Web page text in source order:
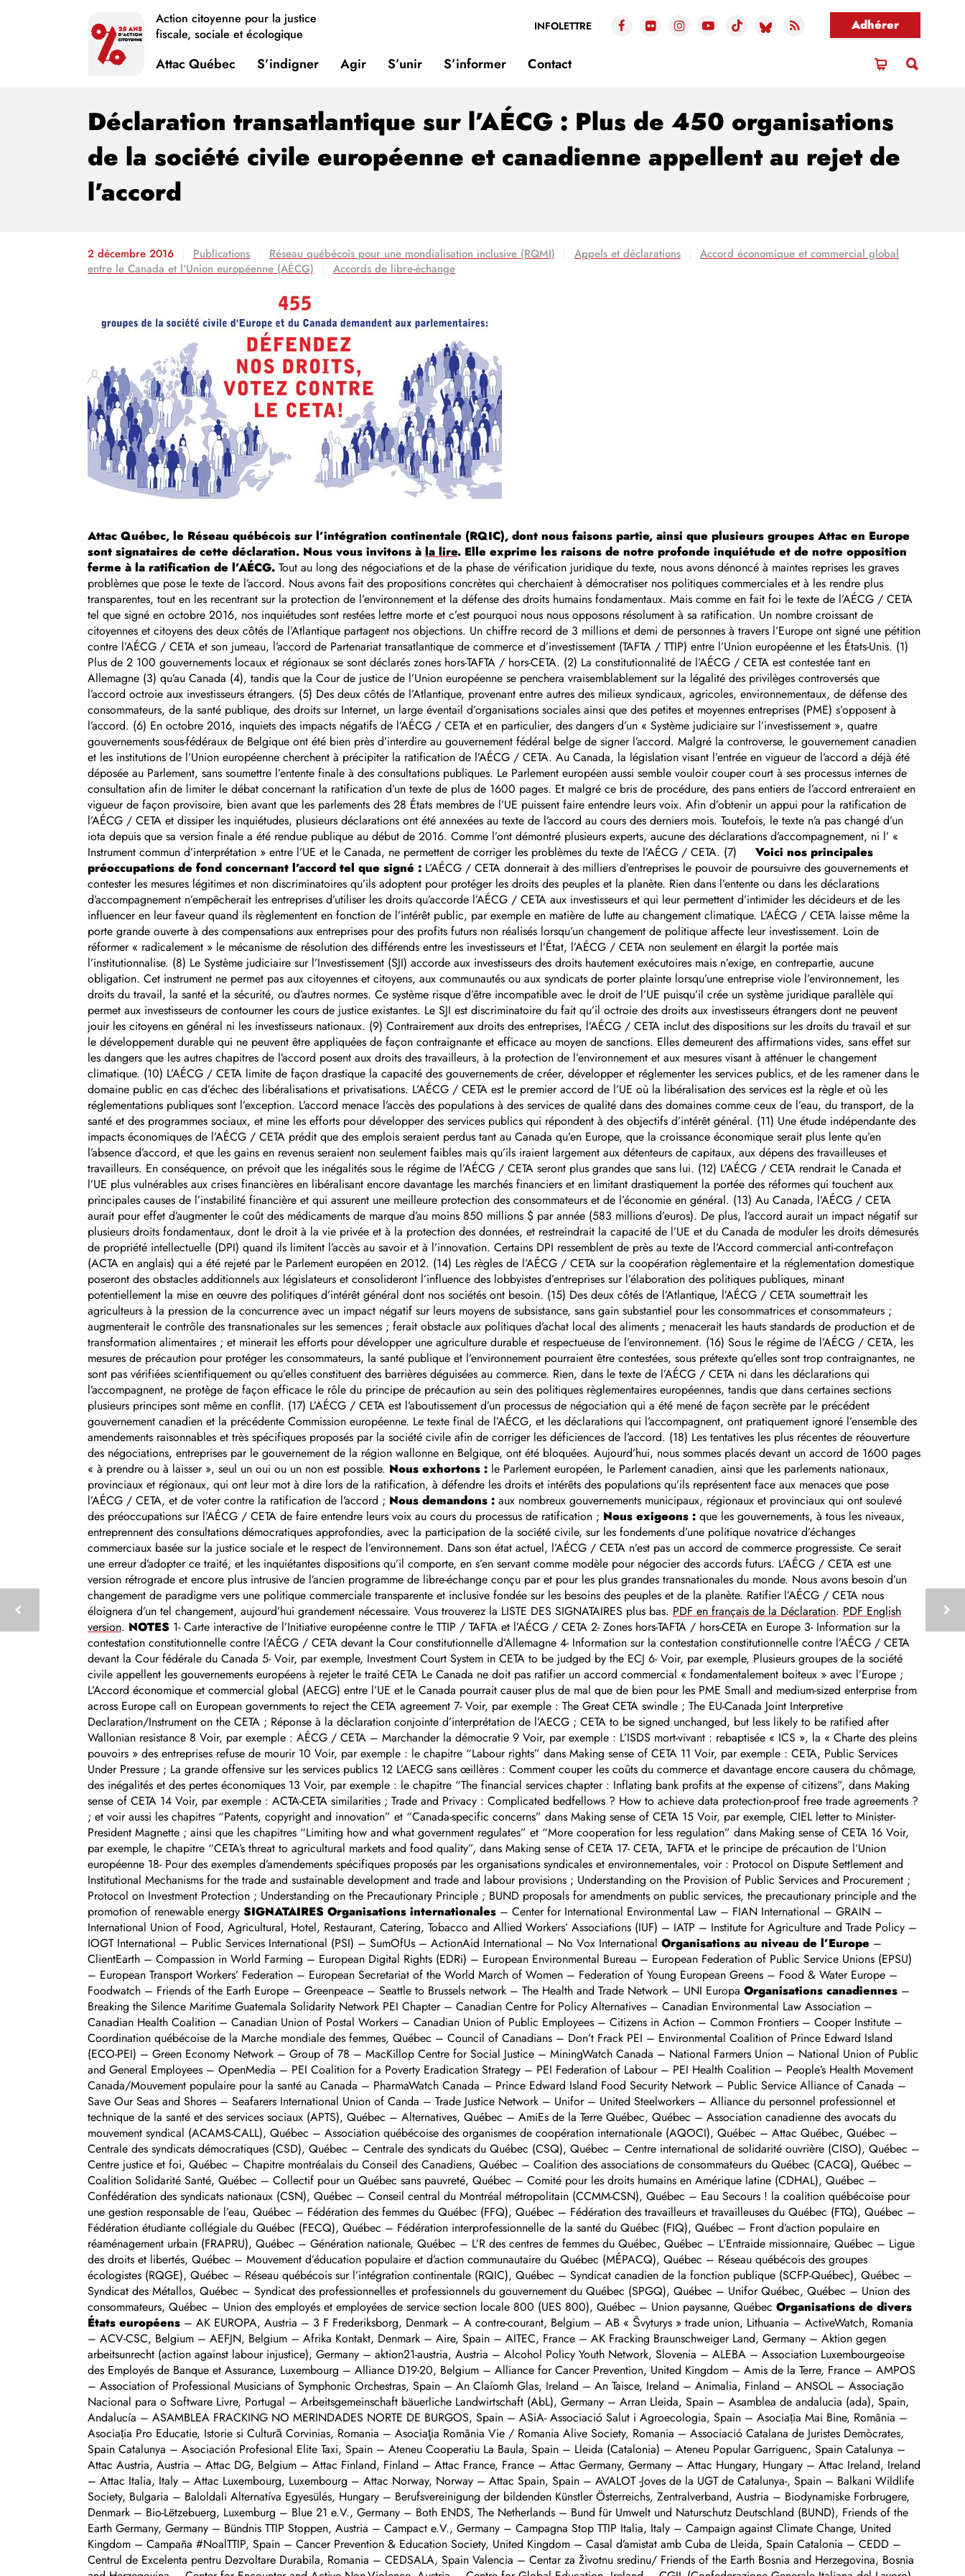
Action citoyenne pour la justice
fiscale, sociale et écologique
INFOLETTRE Adhérer
Attac Québec S’indigner Agir S’unir S’informer Contact
Déclaration transatlantique sur l’AÉCG : Plus de 450 organisations
de la société civile européenne et canadienne appellent au rejet de
l’accord
2 décembre 2016 Publications Réseau québécois pour une mondialisation inclusive (RQMI) Appels et déclarations
Accord économique et commercial global
entre le Canada et l'Union européenne (AÉCG)
Accords de libre-échange
Attac Québec, le Réseau québécois sur l’intégration continentale (RQIC), dont nous faisons partie, ainsi que plusieurs groupes Attac en Europe
sont signataires de cette déclaration. Nous vous invitons à la lire. Elle exprime les raisons de notre profonde inquiétude et de notre opposition
ferme à la ratification de l’AÉCG. Tout au long des négociations et de la phase de vérification juridique du texte, nous avons dénoncé à maintes reprises les graves
problèmes que pose le texte de l’accord. Nous avons fait des propositions concrètes qui cherchaient à démocratiser nos politiques commerciales et à les rendre plus
transparentes, tout en les recentrant sur la protection de l’environnement et la défense des droits humains fondamentaux. Mais comme en fait foi le texte de l’AÉCG / CETA
tel que signé en octobre 2016, nos inquiétudes sont restées lettre morte et c’est pourquoi nous nous opposons résolument à sa ratification. Un nombre croissant de
citoyennes et citoyens des deux côtés de l’Atlantique partagent nos objections. Un chiffre record de 3 millions et demi de personnes à travers l’Europe ont signé une pétition
contre l’AÉCG / CETA et son jumeau, l’accord de Partenariat transatlantique de commerce et d’investissement (TAFTA / TTIP) entre l’Union européenne et les États-Unis. (1)
Plus de 2 100 gouvernements locaux et régionaux se sont déclarés zones hors-TAFTA / hors-CETA. (2) La constitutionnalité de l’AÉCG / CETA est contestée tant en
Allemagne (3) qu’au Canada (4), tandis que la Cour de justice de l’Union européenne se penchera vraisemblablement sur la légalité des privilèges controversés que
l’accord octroie aux investisseurs étrangers. (5) Des deux côtés de l’Atlantique, provenant entre autres des milieux syndicaux, agricoles, environnementaux, de défense des
consommateurs, de la santé publique, des droits sur Internet, un large éventail d’organisations sociales ainsi que des petites et moyennes entreprises (PME) s’opposent à
l’accord. (6) En octobre 2016, inquiets des impacts négatifs de l’AÉCG / CETA et en particulier, des dangers d’un « Système judiciaire sur l’investissement », quatre
gouvernements sous-fédéraux de Belgique ont été bien près d’interdire au gouvernement fédéral belge de signer l’accord. Malgré la controverse, le gouvernement canadien
et les institutions de l’Union européenne cherchent à précipiter la ratification de l’AÉCG / CETA. Au Canada, la législation visant l’entrée en vigueur de l’accord a déjà été
déposée au Parlement, sans soumettre l’entente finale à des consultations publiques. Le Parlement européen aussi semble vouloir couper court à ses processus internes de
consultation afin de limiter le débat concernant la ratification d’un texte de plus de 1600 pages. Et malgré ce bris de procédure, des pans entiers de l’accord entreraient en
vigueur de façon provisoire, bien avant que les parlements des 28 États membres de l’UE puissent faire entendre leurs voix. Afin d’obtenir un appui pour la ratification de
l’AÉCG / CETA et dissiper les inquiétudes, plusieurs déclarations ont été annexées au texte de l’accord au cours des derniers mois. Toutefois, le texte n’a pas changé d’un
iota depuis que sa version finale a été rendue publique au début de 2016. Comme l’ont démontré plusieurs experts, aucune des déclarations d’accompagnement, ni l’ «
Instrument commun d’interprétation » entre l’UE et le Canada, ne permettent de corriger les problèmes du texte de l’AÉCG / CETA. (7) Voici nos principales
préoccupations de fond concernant l’accord tel que signé : L’AÉCG / CETA donnerait à des milliers d’entreprises le pouvoir de poursuivre des gouvernements et
contester les mesures légitimes et non discriminatoires qu’ils adoptent pour protéger les droits des peuples et la planète. Rien dans l’entente ou dans les déclarations
d’accompagnement n’empêcherait les entreprises d’utiliser les droits qu’accorde l’AÉCG / CETA aux investisseurs et qui leur permettent d’intimider les décideurs et de les
influencer en leur faveur quand ils règlementent en fonction de l’intérêt public, par exemple en matière de lutte au changement climatique. L’AÉCG / CETA laisse même la
porte grande ouverte à des compensations aux entreprises pour des profits futurs non réalisés lorsqu’un changement de politique affecte leur investissement. Loin de
réformer « radicalement » le mécanisme de résolution des différends entre les investisseurs et l’État, l’AÉCG / CETA non seulement en élargit la portée mais
l’institutionnalise. (8) Le Système judiciaire sur l’Investissement (SJI) accorde aux investisseurs des droits hautement exécutoires mais n’exige, en contrepartie, aucune
obligation. Cet instrument ne permet pas aux citoyennes et citoyens, aux communautés ou aux syndicats de porter plainte lorsqu’une entreprise viole l’environnement, les
droits du travail, la santé et la sécurité, ou d’autres normes. Ce système risque d’être incompatible avec le droit de l’UE puisqu’il crée un système juridique parallèle qui
permet aux investisseurs de contourner les cours de justice existantes. Le SJI est discriminatoire du fait qu’il octroie des droits aux investisseurs étrangers dont ne peuvent
jouir les citoyens en général ni les investisseurs nationaux. (9) Contrairement aux droits des entreprises, l’AÉCG / CETA inclut des dispositions sur les droits du travail et sur
le développement durable qui ne peuvent être appliquées de façon contraignante et efficace au moyen de sanctions. Elles demeurent des affirmations vides, sans effet sur
les dangers que les autres chapitres de l’accord posent aux droits des travailleurs, à la protection de l’environnement et aux mesures visant à atténuer le changement
climatique. (10) L’AÉCG / CETA limite de façon drastique la capacité des gouvernements de créer, développer et réglementer les services publics, et de les ramener dans le
domaine public en cas d’échec des libéralisations et privatisations. L’AÉCG / CETA est le premier accord de l’UE où la libéralisation des services est la règle et où les
réglementations publiques sont l’exception. L’accord menace l’accès des populations à des services de qualité dans des domaines comme ceux de l’eau, du transport, de la
santé et des programmes sociaux, et mine les efforts pour développer des services publics qui répondent à des objectifs d’intérêt général. (11) Une étude indépendante des
impacts économiques de l’AÉCG / CETA prédit que des emplois seraient perdus tant au Canada qu’en Europe, que la croissance économique serait plus lente qu’en
l’absence d’accord, et que les gains en revenus seraient non seulement faibles mais qu’ils iraient largement aux détenteurs de capitaux, aux dépens des travailleuses et
travailleurs. En conséquence, on prévoit que les inégalités sous le régime de l’AÉCG / CETA seront plus grandes que sans lui. (12) L’AÉCG / CETA rendrait le Canada et
l’UE plus vulnérables aux crises financières en libéralisant encore davantage les marchés financiers et en limitant drastiquement la portée des réformes qui touchent aux
principales causes de l’instabilité financière et qui assurent une meilleure protection des consommateurs et de l’économie en général. (13) Au Canada, l’AÉCG / CETA
aurait pour effet d’augmenter le coût des médicaments de marque d’au moins 850 millions $ par année (583 millions d’euros). De plus, l’accord aurait un impact négatif sur
plusieurs droits fondamentaux, dont le droit à la vie privée et à la protection des données, et restreindrait la capacité de l’UE et du Canada de moduler les droits démesurés
de propriété intellectuelle (DPI) quand ils limitent l’accès au savoir et à l’innovation. Certains DPI ressemblent de près au texte de l’Accord commercial anti-contrefaçon
(ACTA en anglais) qui a été rejeté par le Parlement européen en 2012. (14) Les règles de l’AÉCG / CETA sur la coopération règlementaire et la réglementation domestique
poseront des obstacles additionnels aux législateurs et consolideront l’influence des lobbyistes d’entreprises sur l’élaboration des politiques publiques, minant
potentiellement la mise en œuvre des politiques d’intérêt général dont nos sociétés ont besoin. (15) Des deux côtés de l’Atlantique, l’AÉCG / CETA soumettrait les
agriculteurs à la pression de la concurrence avec un impact négatif sur leurs moyens de subsistance, sans gain substantiel pour les consommatrices et consommateurs ;
augmenterait le contrôle des transnationales sur les semences ; ferait obstacle aux politiques d’achat local des aliments ; menacerait les hauts standards de production et de
transformation alimentaires ; et minerait les efforts pour développer une agriculture durable et respectueuse de l’environnement. (16) Sous le régime de l’AÉCG / CETA, les
mesures de précaution pour protéger les consommateurs, la santé publique et l’environnement pourraient être contestées, sous prétexte qu’elles sont trop contraignantes, ne
sont pas vérifiées scientifiquement ou qu’elles constituent des barrières déguisées au commerce. Rien, dans le texte de l’AÉCG / CETA ni dans les déclarations qui
l’accompagnent, ne protège de façon efficace le rôle du principe de précaution au sein des politiques règlementaires européennes, tandis que dans certaines sections
plusieurs principes sont même en conflit. (17) L’AÉCG / CETA est l’aboutissement d’un processus de négociation qui a été mené de façon secrète par le précédent
gouvernement canadien et la précédente Commission européenne. Le texte final de l’AÉCG, et les déclarations qui l’accompagnent, ont pratiquement ignoré l’ensemble des
amendements raisonnables et très spécifiques proposés par la société civile afin de corriger les déficiences de l’accord. (18) Les tentatives les plus récentes de réouverture
des négociations, entreprises par le gouvernement de la région wallonne en Belgique, ont été bloquées. Aujourd’hui, nous sommes placés devant un accord de 1600 pages
« à prendre ou à laisser », seul un oui ou un non est possible. Nous exhortons : le Parlement européen, le Parlement canadien, ainsi que les parlements nationaux,
provinciaux et régionaux, qui ont leur mot à dire lors de la ratification, à défendre les droits et intérêts des populations qu’ils représentent face aux menaces que pose
l’AÉCG / CETA, et de voter contre la ratification de l’accord ; Nous demandons : aux nombreux gouvernements municipaux, régionaux et provinciaux qui ont soulevé
des préoccupations sur l’AÉCG / CETA de faire entendre leurs voix au cours du processus de ratification ; Nous exigeons : que les gouvernements, à tous les niveaux,
entreprennent des consultations démocratiques approfondies, avec la participation de la société civile, sur les fondements d’une politique novatrice d’échanges
commerciaux basée sur la justice sociale et le respect de l’environnement. Dans son état actuel, l’AÉCG / CETA n’est pas un accord de commerce progressiste. Ce serait
une erreur d’adopter ce traité, et les inquiétantes dispositions qu’il comporte, en s’en servant comme modèle pour négocier des accords futurs. L’AÉCG / CETA est une
version rétrograde et encore plus intrusive de l’ancien programme de libre-échange conçu par et pour les plus grandes transnationales du monde. Nous avons besoin d’un
changement de paradigme vers une politique commerciale transparente et inclusive fondée sur les besoins des peuples et de la planète. Ratifier l’AÉCG / CETA nous
éloignera d’un tel changement, aujourd’hui grandement nécessaire. Vous trouverez la LISTE DES SIGNATAIRES plus bas. PDF en français de la Déclaration. PDF English
version. NOTES 1- Carte interactive de l’Initiative européenne contre le TTIP / TAFTA et l’AÉCG / CETA 2- Zones hors-TAFTA / hors-CETA en Europe 3- Information sur la
contestation constitutionnelle contre l’AÉCG / CETA devant la Cour constitutionnelle d’Allemagne 4- Information sur la contestation constitutionnelle contre l’AÉCG / CETA
devant la Cour fédérale du Canada 5- Voir, par exemple, Investment Court System in CETA to be judged by the ECJ 6- Voir, par exemple, Plusieurs groupes de la société
civile appellent les gouvernements européens à rejeter le traité CETA Le Canada ne doit pas ratifier un accord commercial « fondamentalement boiteux » avec l’Europe ;
L’Accord économique et commercial global (AECG) entre l’UE et le Canada pourrait causer plus de mal que de bien pour les PME Small and medium-sized enterprise from
across Europe call on European governments to reject the CETA agreement 7- Voir, par exemple : The Great CETA swindle ; The EU-Canada Joint Interpretive
Declaration/Instrument on the CETA ; Réponse à la déclaration conjointe d’interprétation de l’AECG ; CETA to be signed unchanged, but less likely to be ratified after
Wallonian resistance 8 Voir, par exemple : AÉCG / CETA – Marchander la démocratie 9 Voir, par exemple : L’ISDS mort-vivant : rebaptisée « ICS », la « Charte des pleins
pouvoirs » des entreprises refuse de mourir 10 Voir, par exemple : le chapitre “Labour rights” dans Making sense of CETA 11 Voir, par exemple : CETA, Public Services
Under Pressure ; La grande offensive sur les services publics 12 L’AECG sans œillères : Comment couper les coûts du commerce et davantage encore causera du chômage,
des inégalités et des pertes économiques 13 Voir, par exemple : le chapitre “The financial services chapter : Inflating bank profits at the expense of citizens”, dans Making
sense of CETA 14 Voir, par exemple : ACTA-CETA similarities ; Trade and Privacy : Complicated bedfellows ? How to achieve data protection-proof free trade agreements ?
; et voir aussi les chapitres “Patents, copyright and innovation” et “Canada-specific concerns” dans Making sense of CETA 15 Voir, par exemple, CIEL letter to Minister-
President Magnette ; ainsi que les chapitres “Limiting how and what government regulates” et “More cooperation for less regulation” dans Making sense of CETA 16 Voir,
par exemple, le chapitre “CETA’s threat to agricultural markets and food quality”, dans Making sense of CETA 17- CETA, TAFTA et le principe de précaution de l’Union
européenne 18- Pour des exemples d’amendements spécifiques proposés par les organisations syndicales et environnementales, voir : Protocol on Dispute Settlement and
Institutional Mechanisms for the trade and sustainable development and trade and labour provisions ; Understanding on the Provision of Public Services and Procurement ;
Protocol on Investment Protection ; Understanding on the Precautionary Principle ; BUND proposals for amendments on public services, the precautionary principle and the
promotion of renewable energy SIGNATAIRES Organisations internationales – Center for International Environmental Law – FIAN International – GRAIN –
International Union of Food, Agricultural, Hotel, Restaurant, Catering, Tobacco and Allied Workers’ Associations (IUF) – IATP – Institute for Agriculture and Trade Policy –
IOGT International – Public Services International (PSI) – SumOfUs – ActionAid International – No Vox International Organisations au niveau de l’Europe –
ClientEarth – Compassion in World Farming – European Digital Rights (EDRi) – European Environmental Bureau – European Federation of Public Service Unions (EPSU)
– European Transport Workers’ Federation – European Secretariat of the World March of Women – Federation of Young European Greens – Food & Water Europe –
Foodwatch – Friends of the Earth Europe – Greenpeace – Seattle to Brussels network – The Health and Trade Network – UNI Europa Organisations canadiennes –
Breaking the Silence Maritime Guatemala Solidarity Network PEI Chapter – Canadian Centre for Policy Alternatives – Canadian Environmental Law Association –
Canadian Health Coalition – Canadian Union of Postal Workers – Canadian Union of Public Employees – Citizens in Action – Common Frontiers – Cooper Institute –
Coordination québécoise de la Marche mondiale des femmes, Québec – Council of Canadians – Don’t Frack PEI – Environmental Coalition of Prince Edward Island
(ECO-PEI) – Green Economy Network – Group of 78 – MacKillop Centre for Social Justice – MiningWatch Canada – National Farmers Union – National Union of Public
and General Employees – OpenMedia – PEI Coalition for a Poverty Eradication Strategy – PEI Federation of Labour – PEI Health Coalition – People’s Health Movement
Canada/Mouvement populaire pour la santé au Canada – PharmaWatch Canada – Prince Edward Island Food Security Network – Public Service Alliance of Canada –
Save Our Seas and Shores – Seafarers International Union of Canda – Trade Justice Network – Unifor – United Steelworkers – Alliance du personnel professionnel et
technique de la santé et des services sociaux (APTS), Québec – Alternatives, Québec – AmiEs de la Terre Québec, Québec – Association canadienne des avocats du
mouvement syndical (ACAMS-CALL), Québec – Association québécoise des organismes de coopération internationale (AQOCI), Québec – Attac Québec, Québec –
Centrale des syndicats démocratiques (CSD), Québec – Centrale des syndicats du Québec (CSQ), Québec – Centre international de solidarité ouvrière (CISO), Québec –
Centre justice et foi, Québec – Chapitre montréalais du Conseil des Canadiens, Québec – Coalition des associations de consommateurs du Québec (CACQ), Québec –
Coalition Solidarité Santé, Québec – Collectif pour un Québec sans pauvreté, Québec – Comité pour les droits humains en Amérique latine (CDHAL), Québec –
Confédération des syndicats nationaux (CSN), Québec – Conseil central du Montréal métropolitain (CCMM-CSN), Québec – Eau Secours ! la coalition québécoise pour
une gestion responsable de l’eau, Québec – Fédération des femmes du Québec (FFQ), Québec – Fédération des travailleurs et travailleuses du Québec (FTQ), Québec –
Fédération étudiante collégiale du Québec (FECQ), Québec – Fédération interprofessionnelle de la santé du Québec (FIQ), Québec – Front d’action populaire en
réaménagement urbain (FRAPRU), Québec – Génération nationale, Québec – L’R des centres de femmes du Québec, Québec – L’Entraide missionnaire, Québec – Ligue
des droits et libertés, Québec – Mouvement d’éducation populaire et d’action communautaire du Québec (MÉPACQ), Québec – Réseau québécois des groupes
écologistes (RQGE), Québec – Réseau québécois sur l’intégration continentale (RQIC), Québec – Syndicat canadien de la fonction publique (SCFP-Québec), Québec –
Syndicat des Métallos, Québec – Syndicat des professionnelles et professionnels du gouvernement du Québec (SPGQ), Québec – Unifor Québec, Québec – Union des
consommateurs, Québec – Union des employés et employées de service section locale 800 (UES 800), Québec – Union paysanne, Québec Organisations de divers
États européens – AK EUROPA, Austria – 3 F Frederiksborg, Denmark – A contre-courant, Belgium – AB « Švyturys » trade union, Lithuania – ActiveWatch, Romania – ACV-CSC, Belgium – AEFJN, Belgium – Afrika Kontakt, Denmark – Aire, Spain – AITEC, France – AK Fracking Braunschweiger Land, Germany – Aktion gegen arbeitsunrecht (action against labour injustice), Germany – aktion21-austria, Austria – Alcohol Policy Youth Network, Slovenia – ALEBA – Association Luxembourgeoise des Employés de Banque et Assurance, Luxembourg – Alliance D19-20, Belgium – Alliance for Cancer Prevention, United Kingdom – Amis de la Terre, France – AMPOS – Association of Professional Musicians of Symphonic Orchestras, Spain – An Claíomh Glas, Ireland – An Taisce, Ireland – Animalia, Finland – ANSOL – Associação Nacional para o Software Livre, Portugal – Arbeitsgemeinschaft bäuerliche Landwirtschaft (AbL), Germany – Arran Lleida, Spain – Asamblea de andalucia (ada), Spain, Andalucía – ASAMBLEA FRACKING NO MERINDADES NORTE DE BURGOS, Spain – ASiA- Associació Salut i Agroecologia, Spain – Asociația Mai Bine, România – Asociația Pro Educatie, Istorie si Cultură Corvinias, Romania – Asociaţia România Vie / Romania Alive Society, Romania – Associació Catalana de Juristes Demòcrates, Spain Catalunya – Asociación Profesional Elite Taxi, Spain – Ateneu Cooperatiu La Baula, Spain – Lleida (Catalonia) – Ateneu Popular Garriguenc, Spain Catalunya – Attac Austria, Austria – Attac DG, Belgium – Attac Finland, Finland – Attac France, France – Attac Germany, Germany – Attac Hungary, Hungary – Attac Ireland, Ireland – Attac Italia, Italy – Attac Luxembourg, Luxembourg – Attac Norway, Norway – Attac Spain, Spain – AVALOT -Joves de la UGT de Catalunya-, Spain – Balkani Wildlife Society, Bulgaria – Baloldali Alternatíva Egyesülés, Hungary – Berufsvereinigung der bildenden Künstler Österreichs, Zentralverband, Austria – Biodynamiske Forbrugere, Denmark – Bio-Lëtzebuerg, Luxemburg – Blue 21 e.V., Germany – Both ENDS, The Netherlands – Bund für Umwelt und Naturschutz Deutschland (BUND), Friends of the Earth Germany, Germany – Bündnis TTIP Stoppen, Austria – Campact e.V., Germany – Campagna Stop TTIP Italia, Italy – Campaign against Climate Change, United Kingdom – Campaña #NoalTTIP, Spain – Cancer Prevention & Education Society, United Kingdom – Casal d’amistat amb Cuba de Lleida, Spain Catalonia – CEDD – Centrul de Excelenta pentru Dezvoltare Durabila, Romania – CEDSALA, Spain Valencia – Centar za životnu sredinu/ Friends of the Earth Bosnia and Herzegovina, Bosnia and Herzegovina – Center for Encounter and Active Non-Violence, Austria – Centre for Global Education, Ireland – CGIL (Confederazione Generale Italiana del Lavoro), Italy – CGT, France – CGT Lleida, Spain – Christliche Initiative Romero (CIR), Germany – CIG, Spain Galicia – Civilek Mecsekért Mozgalom, Hungary – Clare Says No To TTIP & CETA, Ireland – Clean Air Action Group, Hungary – CLIAB, Spain – Climaxi, Belgium – CNCD-11.11.11, Belgium – COAG, Spain – Colla Ecologista d’Almassora, Spain – Collectif amainte, France – Collectif Roosevelt, France – Comhlámh, Ireland – COMISIONES OBRERAS (CS CCOO), Spain – Comúdelleida, Spain – Confederacion de Autonomos del Taxi de la Comunidad Valenciana, Spain Valencia – Confederación General del Trabajo (CGT-Spain), Spain – Confederación General del Trabajo de Almería CGT-Almería, Spain – Confederación Intersindical, Spain – Coomhola Salmon Trust, ltd., Ireland – Coordinadora d’ONGD i aMS de Lleida, Spain – Coordination Climat Justice Sociale Genève, Switzerland – Coordination Rurale, France – CorA Network for Corporate Accountability, Germany – Corporate Europe Observatory, Belgium – COSPE Onlus, Italy – CRASH – Coalition for Research and Action for Social Justice and Human Dignity, Finland – Csalán Környezet- és Természetvédő Egyesület, Hungary – Csermely Környezetvédelmi Egyesület, Hungary – de-clic.ro, Romania – Den Haag TTIP-vrij, The Netherlands – Deutscher Naturschutzring (DNR), Germany – Distretto di Economia Solidale Altro Tirreno, Italy – Eco Ruralis – In support of peasant farming, Romania – ECOAR))), Spain Galicia – Ecocity, Greece – Ecologistas en Acción, Spain – Economistas Sin Fronteras, Spain – EH TTIP/CETA Ez Kanpaina, Spain, Basque Country – Ekologistak Martxan, Spain, Basque Country – ELA (Basque Workers Solidarity), Spain, Basque Country – Emmaus Aurinkotehdas, Finland – End Ecocide On Earth, Austria – Entrepueblos/entrepobles/entrepobos/herriarte, Spain – Environmental Planning and Education Network, Hungary – Estonian Society for Nature Conservation, Estonia – European Anti Poverty Network Ireland, Ireland – « Europe and We » Association, Bulgaria – EWHN, European Work Hazards Network Denmark, Denmark – Fairtrade Lëtzebuerg, Luxembourg – Fairwatch, Italy – Fauna Alapítvány, Hungary – Fédération Artisans du Monde, France – Federation of Independent Trade Unions in Education (FSIE), Romania – Federation Syndicale Unitaire (FSU), France – Fem Poble (Sant Pere de Ribes), Spain – FENPROF, Portugal – FIAN Deutschland, Germany – FIAN Österreich, Austria – FIAN Sweden, Sweden – FÍS NUA, Ireland – FNCTTFEL, Luxembourg – Focus, association for sustainable development, Slovenia – Fondation COPERNIC, France – Forebyggelses-og Patientraadet.FPR, Denmark – Forschungs- und Dokumentationszentrum Chile-Lateinamerika e.V., Germany – Forum Umwelt & Entwicklung, Germany – Foundation Bluelink, Bulgaria – Foundation for the environment and agriculture, Bulgaria – Frack Free Nottinghamshire, United Kingdom – Fracking Free Bulgaria, Bulgaria – Friends of the Earth Cyprus, Cyprus – Friends of the Earth Finland – Maan ystävät ry, Finland – Friends of the Earth Ireland, Ireland – Friends of the Earth Malta, Malta – Friends of the Earth Spain, Spain – Friends of the Earth Sweden / Jordens Vänner, Sweden – Friends of the Landless, Finland – FUGEA, Belgium, Wallonia – Fundació Ateneu Pere Mascaró, Spain, Illes Balears – Fundacio nous horitzons, Spain – Fundacion mundubat, Spain – Fundacja Kuźnia Kampanierów, Poland – Fundacja Strefa Zieleni, Poland – Fundacja Zielone Światło / Green Light Foundation, Poland – G3W-M3M, Belgium – GAIA – Environmental Action and Intervention Group, Portugal – GegenStrömung, Germany – Gen-ethisches Netzwerk, Germany – GENUK, Gemeinnütziges Netzwerk für Umweltkranke e.V., Germany – Giligan Nature Conservation and Tradicion Preserve Association, Hungary – GLOBAL 2000 – Friends of the Earth Austria, Austria – Global Justice Now, United Kingdom – GMB Trade Union, United Kingdom – GMO Free Bulgaria, Bulgaria – GRECS-Grup de Recerca Exclusió i Control Social-Universitat de Barcelona, Spain – Green Budget Europe, Belgium – Green Economy Foundation, Ireland – Green Foundation Ireland, Ireland – Green institute, Greece – Green Liberty, Latvia – Greentourism Ecologic Association, Romania – 4th Group of the United Left – Social movements and individuals, Slovenia – Grupo espeleologico merindades, Spain – Hazards Campaign, United Kingdom – Health and Environment Alliance (HEAL), Europe – Health and Environment Justice Support, Germany – Hungarian Network of Social Forum, Hungary – Icv terres de lleida, Spain – Initiativ Liewensufank- IBFAN Luxemburg, Luxemburg – Initiative Wissenschaft gegen TTIP, Germany – Initiativplattform TTIP stoppen Oberoesterreich, Austria – INKOTA-netzwerk e.V., Germany – Inspi-Ráció Egyesület, Hungary – Institut za trajnostni razvoj – Institute for Sustrainable Development, Slovenia – Institute of Global Responsibility (IGO), Poland – Instytut Spraw Obywatelskich INSPRO, Poland – International Presentation Association, Ireland – International Small Business Alliance, Ireland – Intersindical Valenciana, Spain País Valencià – Irish Congress of Trade Unions, Ireland – Irish Cattle and Sheep Farmers Association, ICSA, Ireland – Iuridicum Remedium, z. s., Czech Republic – Joves d’Esquerra Verda, Spain – Karl Marx Society, Hungary – Kauno regiono energetinių įmonių jungtinė darbininkų profsąjunga, Lithuania – Keep Ireland Fracking Free, Ireland – Kehys – The Finnish NGDO Platform to the EU, Finland – KMU gegen TTIP, Austria – Közép-dunántúli Biokultúra Egyesület, Hungary, Europe – Kulturrat Österreich, Austria – La Casa Azul del Occidente, Spain – Les Amis de la Terre, Belgium – Letterbreen and Mullaghdun Community, United Kingdom – Links Ecologisch Forum (LEF), Belgium – Lithuanian Industry Trade Union Federation, Lithuania – Lithuanian Seafarers’ Union, Lithuania – Lithuanian Trade Union of Health Care Employees, Lithuania – LobbyControl, Germany – LRT darbuotojų profesinė sąjunga, Lithuania – Luonto-Liitto / The Finnish Nature League, Finland – Magosfa Foundation, Hungary – Magyar Antifasiszta Liga, Hungary – Mandate Trade Union, Ireland – Marchas de la dignidad-madrid, Spain – Marea Blanca de Ponent i Pirineus, Spain Catalonia – Mareas ciudadanas, Spain – May Day, Denmark – Mediterranean Antinuclear Watch (MANW ), Greece – MedSOS, Greece – Meer Democratie, The Netherlands – Mehr Demokratie, Germany – Mercy International Association, Ireland – Milieudefensie, The Netherlands – MOC, Belgium – Moral Cerdit Association, Hungary – Mouvement Ecologique, Luxembourg – Mouvement politique des objecteurs de croissance (mpOC), Belgium – Mouvement Rural de Jeunesse Chretienne, France – Mouvement Utopia, France – Movement for Just Society (Gibanje za pravično družbo- GPD), Slovenia – MTVSZ / Friends of the Earth Hungary, Hungary – Mundubat, Spain Basque Country – Nacion humana universal, Spain – National Justice and Peace Network, United Kingdom – Naturefriends Greece, Greece – NaturFreunde Deutschlands, Germany – New Wind Association, Finland – No Transat !, Belgique / Belgium – NOAH Friends of the Earth Denmark, Denmark – Non ao TTIP Galiza, Spain Galicia – ÖBV – Via Campesina Austria, Austria – ÖGB – Austrian Trade Union Federation, Austria – OGM dangers, France – Oikos – Cooperação e Desenvolvimento, Portugal – OMAL, Spain – Open Cages, Lithuania – Org